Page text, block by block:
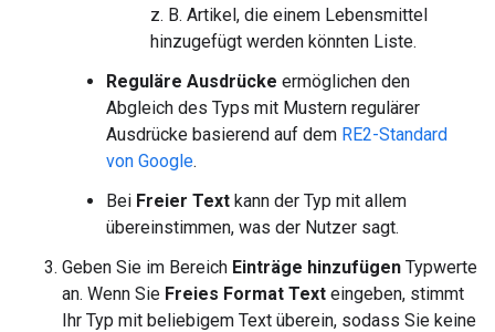
z. B. Artikel, die einem Lebensmittel
hinzugefügt werden könnten Liste.
Reguläre Ausdrücke ermöglichen den
Abgleich des Typs mit Mustern regulärer
Ausdrücke basierend auf dem RE2-Standard
von Google.
Bei Freier Text kann der Typ mit allem
übereinstimmen, was der Nutzer sagt.
Geben Sie im Bereich Einträge hinzufügen Typwerte
an. Wenn Sie Freies Format Text eingeben, stimmt
Ihr Typ mit beliebigem Text überein, sodass Sie keine